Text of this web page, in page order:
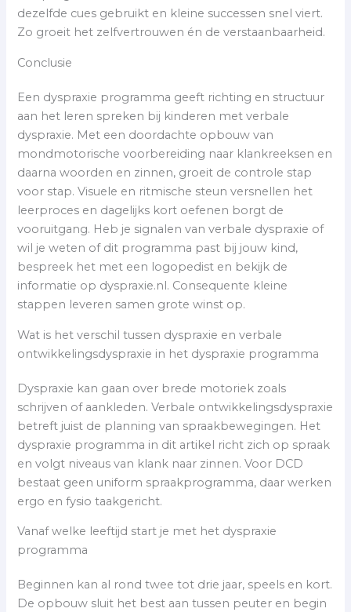
dezelfde cues gebruikt en kleine successen snel viert.
Zo groeit het zelfvertrouwen én de verstaanbaarheid.
Conclusie
Een dyspraxie programma geeft richting en structuur
aan het leren spreken bij kinderen met verbale
dyspraxie. Met een doordachte opbouw van
mondmotorische voorbereiding naar klankreeksen en
daarna woorden en zinnen, groeit de controle stap
voor stap. Visuele en ritmische steun versnellen het
leerproces en dagelijks kort oefenen borgt de
vooruitgang. Heb je signalen van verbale dyspraxie of
wil je weten of dit programma past bij jouw kind,
bespreek het met een logopedist en bekijk de
informatie op dyspraxie.nl. Consequente kleine
stappen leveren samen grote winst op.
Wat is het verschil tussen dyspraxie en verbale
ontwikkelingsdyspraxie in het dyspraxie programma
Dyspraxie kan gaan over brede motoriek zoals
schrijven of aankleden. Verbale ontwikkelingsdyspraxie
betreft juist de planning van spraakbewegingen. Het
dyspraxie programma in dit artikel richt zich op spraak
en volgt niveaus van klank naar zinnen. Voor DCD
bestaat geen uniform spraakprogramma, daar werken
ergo en fysio taakgericht.
Vanaf welke leeftijd start je met het dyspraxie
programma
Beginnen kan al rond twee tot drie jaar, speels en kort.
De opbouw sluit het best aan tussen peuter en begin